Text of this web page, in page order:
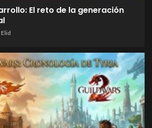
El reto de la generación
Elid